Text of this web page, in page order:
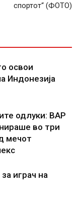
спортот“ (ФОТО)
освои
Индонезија
одлуки: ВАР
во три
мечот
играч на